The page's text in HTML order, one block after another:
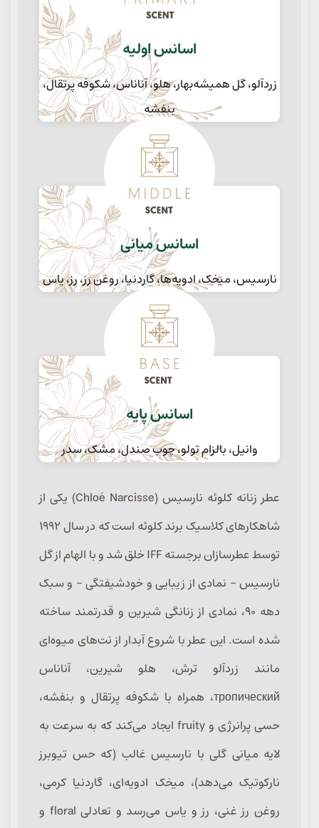
اسانس اولیه
زردآلو، گل همیشه‌بهار، هلو، آناناس، شکوفه پرتقال،
بنفشه
اسانس میانی
نارسیس، میخک، ادویه‌ها، گاردنیا، روغن رز، رز، یاس
اسانس پایه
وانیل، بالزام تولو، چوب صندل، مشک، سدر
عطر زنانه کلوئه نارسیس (Chloé Narcisse) یکی از
شاهکارهای کلاسیک برند کلوئه است که در سال ۱۹۹۲
توسط عطرسازان برجسته IFF خلق شد و با الهام از گل
نارسیس – نمادی از زیبایی و خودشیفتگی – و سبک
دهه ۹۰، نمادی از زنانگی شیرین و قدرتمند ساخته
شده است. این عطر با شروع آبدار از نت‌های میوه‌ای
مانند زردآلو ترش، هلو شیرین، آناناس
тропический، همراه با شکوفه پرتقال و بنفشه،
حسی پرانرژی و fruity ایجاد می‌کند که به سرعت به
لایه میانی گلی با نارسیس غالب (که حس تیوبرز
نارکوتیک می‌دهد)، میخک ادویه‌ای، گاردنیا کرمی،
روغن رز غنی، رز و یاس می‌رسد و تعادلی floral و